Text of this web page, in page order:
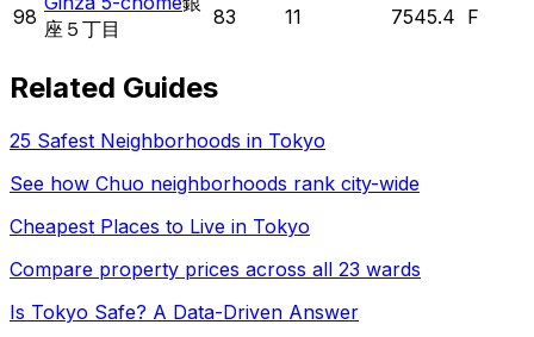
98 座５丁目
83 11 7545.4 F
Related Guides
25 Safest Neighborhoods in Tokyo
See how Chuo neighborhoods rank city-wide
Cheapest Places to Live in Tokyo
Compare property prices across all 23 wards
Is Tokyo Safe? A Data-Driven Answer